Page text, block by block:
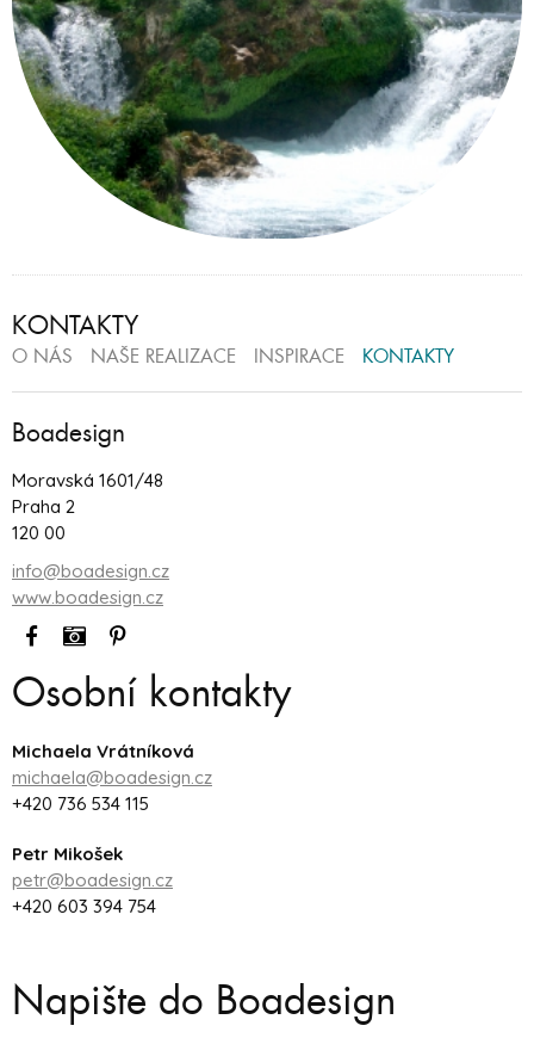
KONTAKTY
O NÁS NAŠE REALIZACE INSPIRACE KONTAKTY
Boadesign
Moravská 1601/48
Praha 2
120 00
info@boadesign.cz
www.boadesign.cz
Osobní kontakty
Michaela Vrátníková
michaela@boadesign.cz
+420 736 534 115
Petr Mikošek
petr@boadesign.cz
+420 603 394 754
Napište do Boadesign